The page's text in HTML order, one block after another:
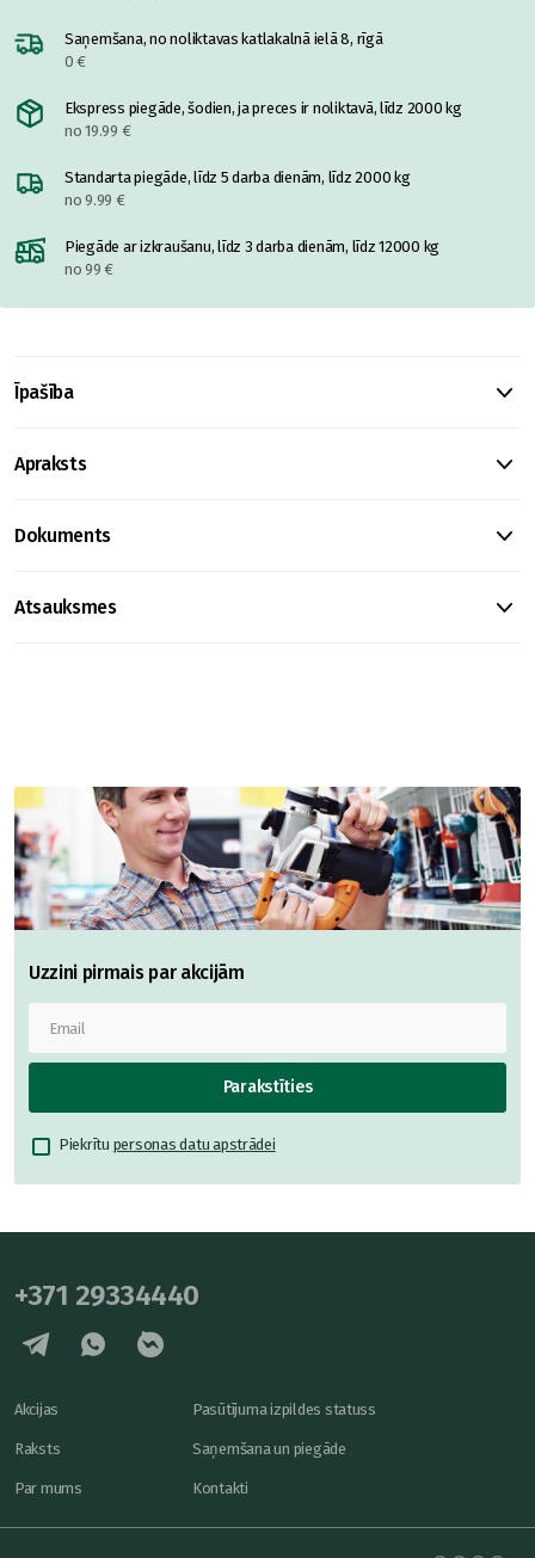
Saņemšana, no noliktavas katlakalnā ielā 8, rīgā
0 €
Ekspress piegāde, šodien, ja preces ir noliktavā, līdz 2000 kg
no 19.99 €
Standarta piegāde, līdz 5 darba dienām, līdz 2000 kg
no 9.99 €
Piegāde ar izkraušanu, līdz 3 darba dienām, līdz 12000 kg
no 99 €
Īpašība
Apraksts
Dokuments
Atsauksmes
Uzzini pirmais par akcijām
Parakstīties
Piekrītu personas datu apstrādei
+371 29334440
Akcijas
Raksts
Par mums
Pasūtījuma izpildes statuss
Saņemšana un piegāde
Kontakti